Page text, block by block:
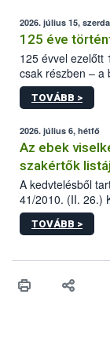
2026. július 15, szerda
125 éve
125 évvel ezelőtt
csak részben – a
állomás a Kis
tervezett új
TOVÁBB >
2026. július 6, hétfő
Az ebek
szakértők
A kedvtelésből
41/2010. (II. 26.)
sérülés, illetve
hatósági
vonni az ebek
TOVÁBB >